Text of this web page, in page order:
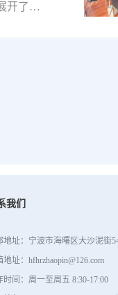
开了深
我们
地址：宁波市海曙区大沙泥街
地址：hfhrzhaopin@126.com
时间：周一至周五 8:30-17:00